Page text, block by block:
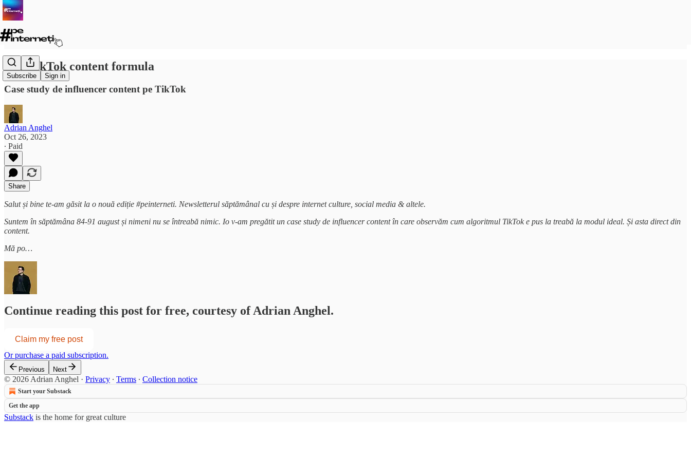
Subscribe Sign in
The TikTok content formula
Case study de influencer content pe TikTok
Adrian Anghel
Oct 26, 2023
∙ Paid
Share
Salut și bine te-am găsit la o nouă ediție #peinterneti. Newsletterul săptămânal cu și despre internet culture, social media & altele.
Suntem în săptămâna 84-91 august și nimeni nu se întreabă nimic. Io v-am pregătit un case study de influencer content în care observăm cum algoritmul TikTok e pus la treabă la modul ideal. Și asta direct din
content.
Mă po…
Continue reading this post for free, courtesy of Adrian Anghel.
Claim my free post
Or purchase a paid subscription.
Previous Next
© 2026 Adrian Anghel · Privacy ∙ Terms ∙ Collection notice
Start your Substack
Get the app
Substack is the home for great culture